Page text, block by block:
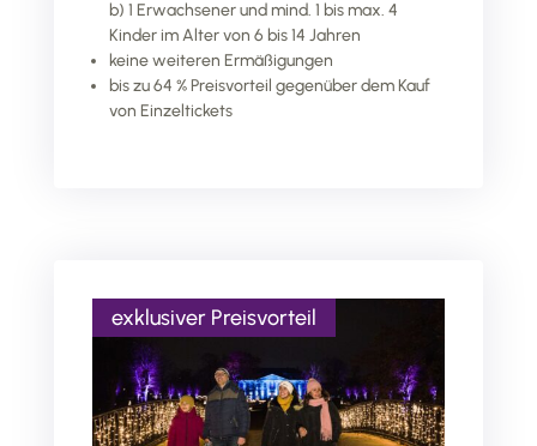
b) 1 Erwachsener und mind. 1 bis max. 4
Kinder im Alter von 6 bis 14 Jahren
keine weiteren Ermäßigungen
bis zu 64 % Preisvorteil gegenüber dem Kauf
von Einzeltickets